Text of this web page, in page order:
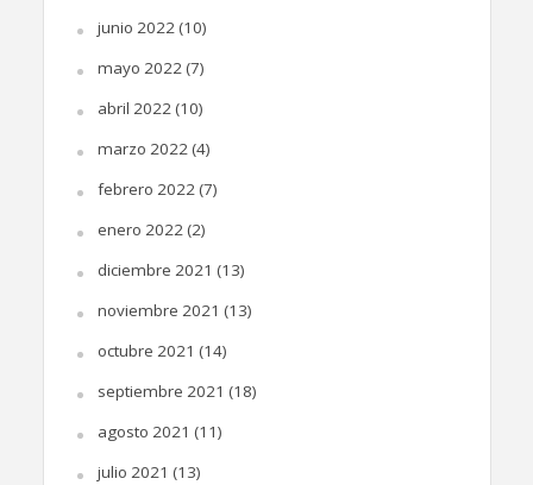
junio 2022(10)
mayo 2022(7)
abril 2022(10)
marzo 2022(4)
febrero 2022(7)
enero 2022(2)
diciembre 2021 (13)
noviembre 2021 (13)
octubre 2021 (14)
septiembre 2021 (18)
agosto 2021 (11)
julio 2021 (13)